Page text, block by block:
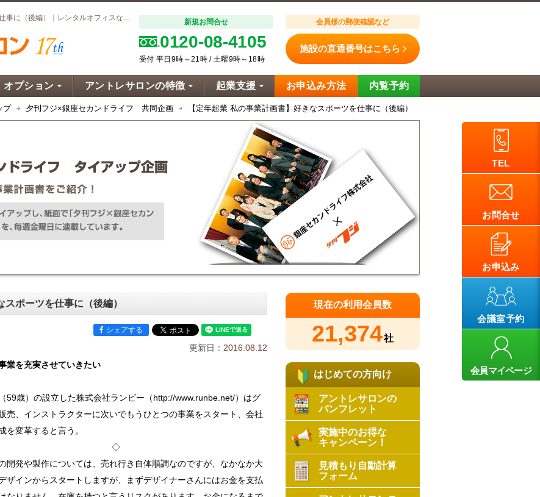
【定年起業 私の事業計画書】好きなスポーツを仕事に（後編）｜レンタルオフィスならアントレサロン 新規お問合せ
0120-08-4105
受付 平日9時～21時 / 土曜9時～18時
会員様の郵便確認など
施設の直通番号はこちら
オプション アントレサロンの特徴 起業支援 お申込み方法 内覧予約
プ 夕刊フジ×銀座セカンドライフ 共同企画 【定年起業 私の事業計画書】好きなスポーツを仕事に（後編）
スポーツを仕事に（後編）
シェアする
更新日： 2016.08.12
業を充実させていきたい
59歳）の設立した株式会社ランビー（http://www.runbe.net/）はグ
売、インストラクターに次いでもうひとつの事業をスタート、会社
を変革すると言う。
◇
開発や製作については、売れ行き自体順調なのですが、なかなか大
ザインからスタートしますが、まずデザイナーさんにはお金を支払
現在の利用会員数
21,374社
はじめての方向け
アントレサロンの
パンフレット
実施中のお得な
キャンペーン！
見積もり自動計算
フォーム
TEL
お問合せ
お申込み
会議室予約
会員マイページ